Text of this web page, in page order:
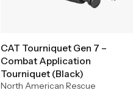
CAT Tourniquet Gen 7 –
Combat Application
Tourniquet (Black)
North American Rescue